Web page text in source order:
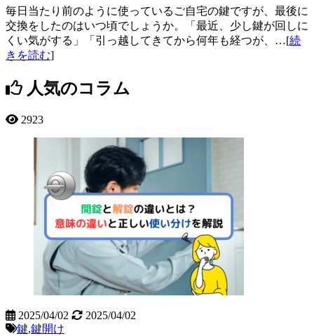
毎日当たり前のように使っているご自宅の鍵ですが、最後に
交換をしたのはいつ頃でしょうか。「最近、少し鍵が回しに
くい気がする」「引っ越してきてから何年も経つが、…[続
きを読む]
人気のコラム
2923
2025/04/02
2025/04/02
鍵,鍵開け